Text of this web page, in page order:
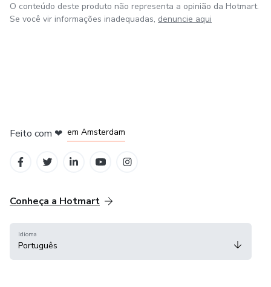
O conteúdo deste produto não representa a opinião da Hotmart.
Se você vir informações inadequadas, denuncie aqui
Feito com ❤ em Amsterdam
Conheça a Hotmart
Idioma
Português